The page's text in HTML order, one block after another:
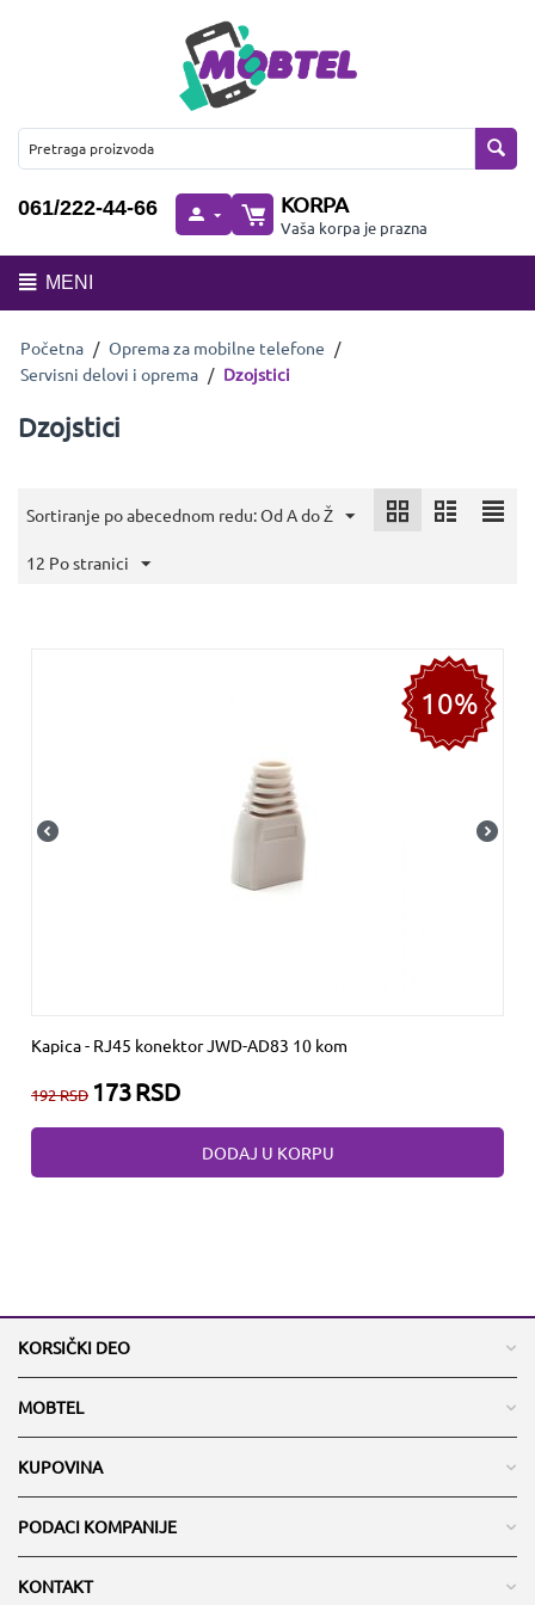
061/222-44-66 KORPA
Vaša korpa je prazna
MENI
Početna / Oprema za mobilne telefone /
Servisni delovi i oprema / Dzojstici
Dzojstici
Sortiranje po abecednom redu: Od A do Ž
12 Po stranici
10%
Kapica - RJ45 konektor JWD-AD83 10 kom
192RSD 173RSD
DODAJ U KORPU
KORSIČKI DEO
MOBTEL
KUPOVINA
PODACI KOMPANIJE
KONTAKT